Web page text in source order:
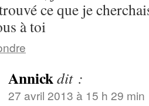
ce que je
à toi
Annickdit :
27 avril 2013 à 15 h 29 min